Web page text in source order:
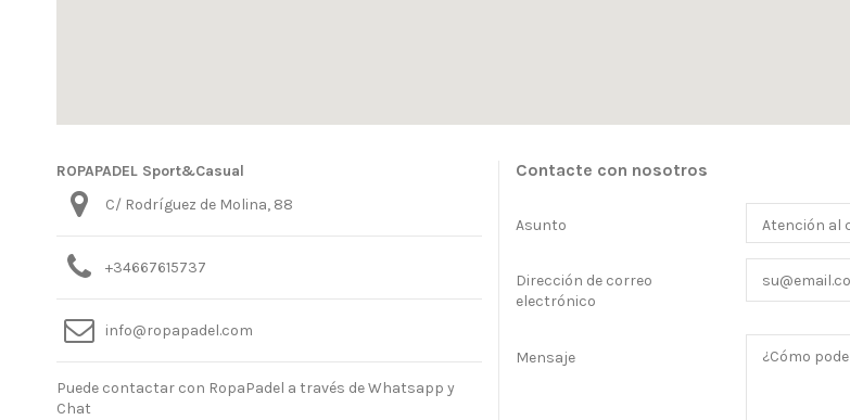
ROPAPADEL Sport&Casual
C/ Rodríguez de Molina, 88
+34667615737
info@ropapadel.com
Puede contactar con RopaPadel a través de Whatsapp y
Chat
Contacte con nosotros
Asunto
Dirección de correo
electrónico
Mensaje